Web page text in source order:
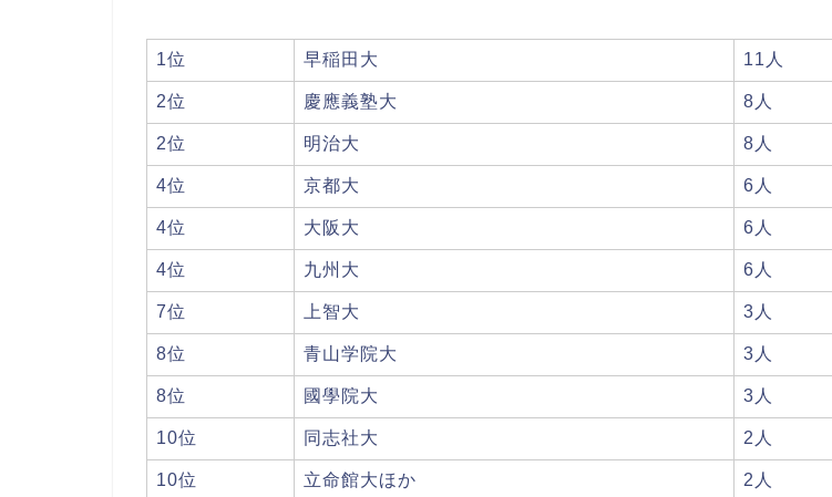
1位 早稲田大 11人
2位 慶應義塾大 8人
2位 明治大 8人
4位 京都大 6人
4位 大阪大 6人
4位 九州大 6人
7位 上智大 3人
8位 青山学院大 3人
8位 國學院大 3人
10位 同志社大 2人
10位 立命館大ほか 2人